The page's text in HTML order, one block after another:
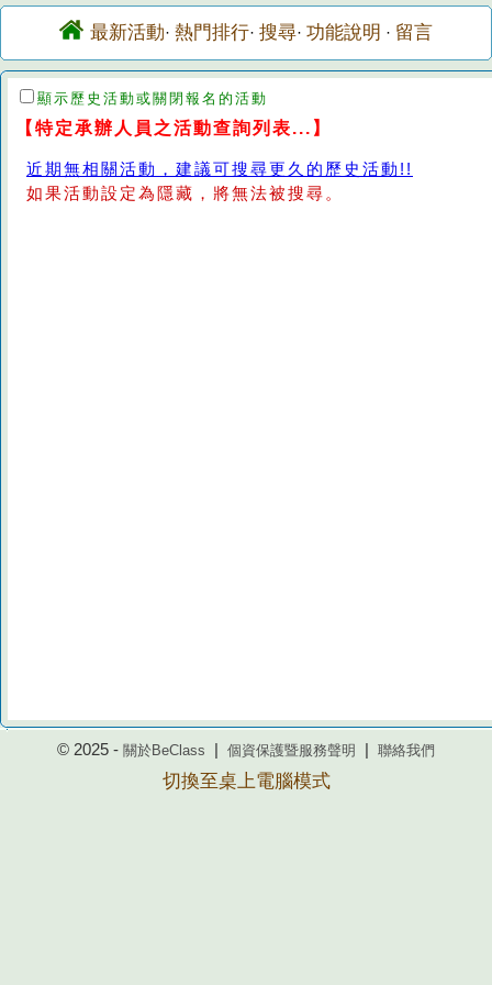
最新活動· 熱門排行· 搜尋· 功能說明 · 留言
顯示歷史活動或關閉報名的活動
【特定承辦人員之活動查詢列表...】
近期無相關活動，建議可搜尋更久的歷史活動!!
如果活動設定為隱藏，將無法被搜尋。
© 2025 - 關於BeClass 個資保護暨服務聲明 聯絡我們
切換至桌上電腦模式